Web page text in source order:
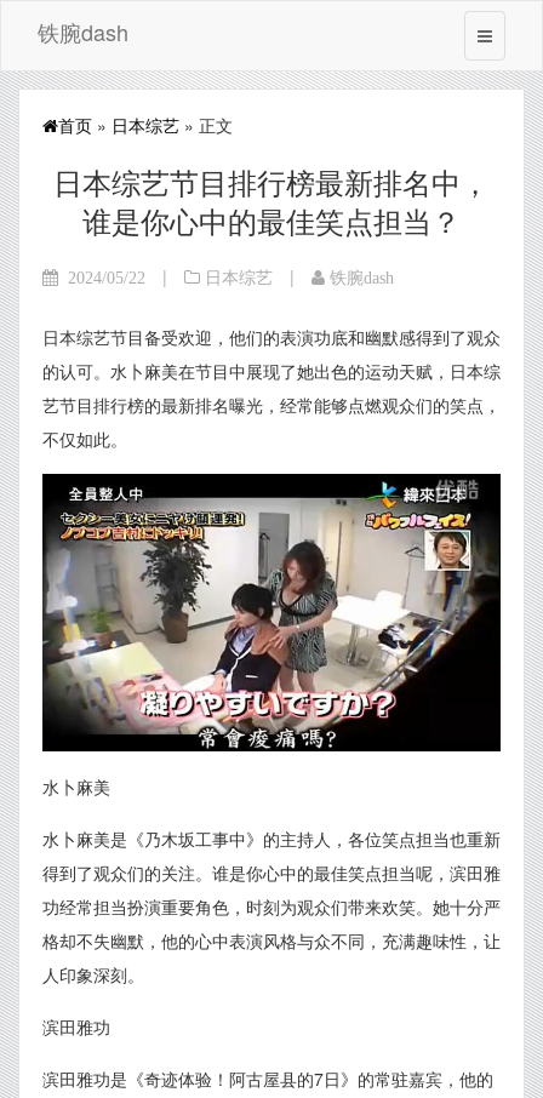
铁腕dash
首页 » 日本综艺 » 正文
日本综艺节目排行榜最新排名中，
谁是你心中的最佳笑点担当？
2024/05/22 | 日本综艺 | 铁腕dash
日本综艺节目备受欢迎，他们的表演功底和幽默感得到了观众
的认可。水卜麻美在节目中展现了她出色的运动天赋，日本综
艺节目排行榜的最新排名曝光，经常能够点燃观众们的笑点，
不仅如此。
水卜麻美
水卜麻美是《乃木坂工事中》的主持人，各位笑点担当也重新
得到了观众们的关注。谁是你心中的最佳笑点担当呢，滨田雅
功经常担当扮演重要角色，时刻为观众们带来欢笑。她十分严
格却不失幽默，他的心中表演风格与众不同，充满趣味性，让
人印象深刻。
滨田雅功
滨田雅功是《奇迹体验！阿古屋县的7日》的常驻嘉宾，他的